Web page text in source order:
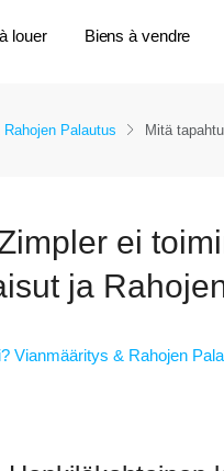
louer Biens à vendre
Palautus Mitä
ei
ja
Vianmääritys & Rahojen